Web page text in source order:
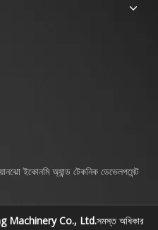
ইকোনমি অ্যান্ড টেকনিক ডেভেলপমেন্ট
Machinery Co., Ltd.সমস্ত অধিকার